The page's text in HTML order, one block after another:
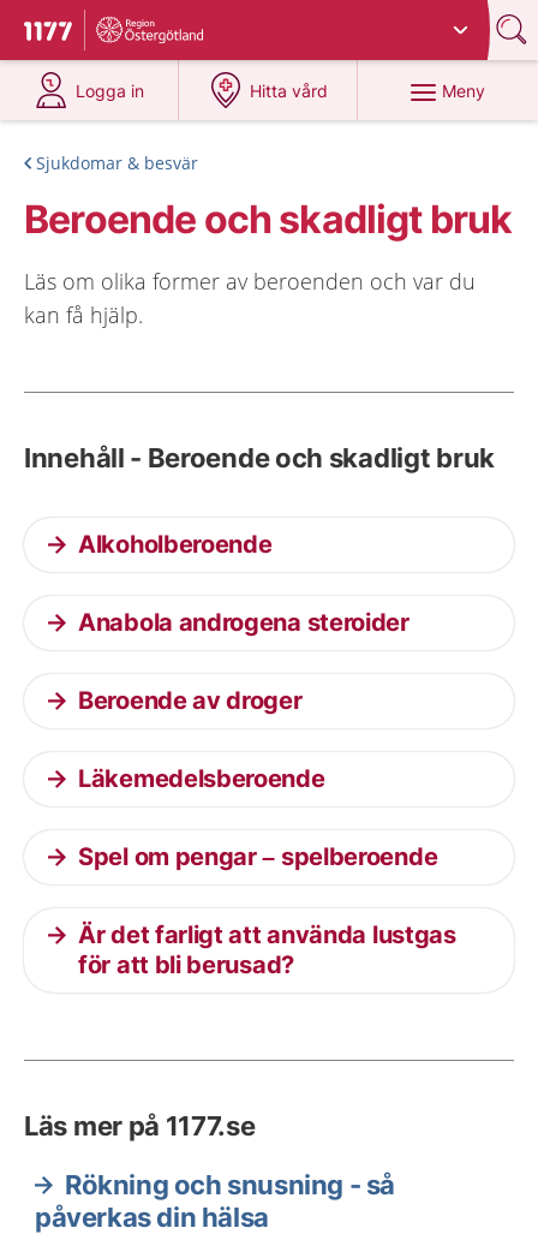
Till startsidan för 1177
Du har valt region
Logga in
på 1177.se
Hitta vård
på 1177.se
Meny
Sjukdomar & besvär
Beroende och skadligt bruk
Läs om olika former av beroenden och var du
kan få hjälp.
Innehåll - Beroende och skadligt bruk
Alkoholberoende
Anabola androgena steroider
Beroende av droger
Läkemedelsberoende
Spel om pengar – spelberoende
Är det farligt att använda lustgas
för att bli berusad?
Läs mer på 1177.se
Rökning och snusning - så
påverkas din hälsa